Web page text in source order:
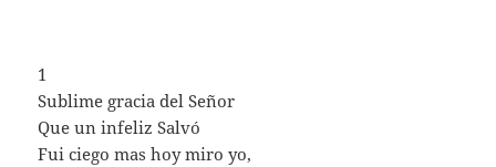
1
Sublime gracia del Señor
Que un infeliz Salvó
Fui ciego mas hoy miro yo,